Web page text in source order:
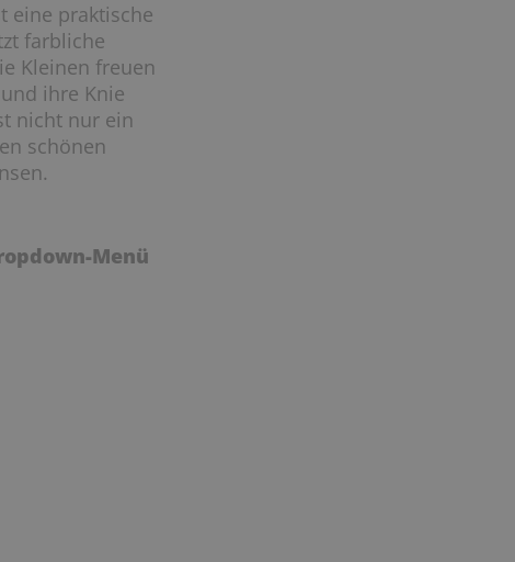
eine praktische
farbliche
Kleinen freuen
ihre Knie
nicht nur ein
schönen
Menü